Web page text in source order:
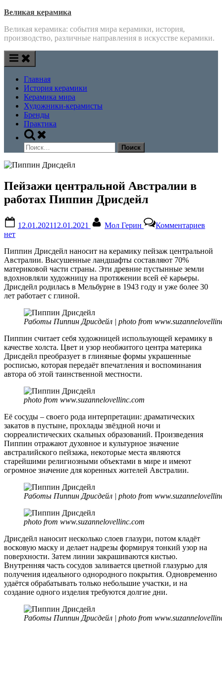
Skip
content
Великая керамика
Великая керамика: события мира керамики, история,
производство, различные направления в искусстве керамики.
Главная
История керамики
Керамика мира
Художники-керамисты
Бренды
Практика
Toggle
search
form
Найти:
Пейзажи центральной Австралии в
работах Пиппин Дрисдейл
on
12.01.202112.01.2021 Мол Герин Комментариев
нет
Пиппин Дрисдейл наносит на керамику пейзаж центральной
Австралии. Высушенные ландшафты составляют 70%
материковой части страны. Эти древние пустынные земли
вдохновляли художницу на протяжении всей её карьеры.
Дрисдейл родилась в Мельбурне в 1943 году и уже более 30
лет работает с глиной.
Работы Пиппин Дрисдейл | photo from
Пиппин считает себя художницей использующей керамику в
качестве холста. Цвет и узор необжитого центра материка
Дрисдейл преобразует в глиняные формы украшенные
росписью, которая передаёт впечатления и воспоминания
автора об этой таинственной местности.
photo from www.suzannelovellinc.com
Её сосуды – своего рода интерпретации: драматических
закатов в пустыне, прохлады звёздной ночи и
сюрреалистических скальных образований. Произведения
Пиппин отражают духовное и культурное значение
австралийского пейзажа, некоторые места являются
старейшими религиозными объектами в мире и имеют
огромное значение для коренных жителей Австралии.
Работы Пиппин Дрисдейл | photo from
photo from www.suzannelovellinc.com
Дрисдейл наносит несколько слоев глазури, потом кладёт
восковую маску и делает надрезы формируя тонкий узор на
поверхности. Затем линии закрашиваются кистью.
Внутренняя часть сосудов заливается цветной глазурью для
получения идеального однородного покрытия. Одновременно
удаётся обрабатывать только небольшие участки, и на
создание одного изделия требуются долгие дни.
Работы Пиппин Дрисдейл | photo from